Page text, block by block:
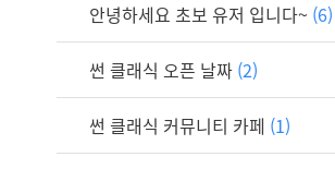
안녕하세요 초보 유저 입니다~ (6)
썬 클래식 오픈 날짜 (2)
썬 클래식 커뮤니티 카페 (1)